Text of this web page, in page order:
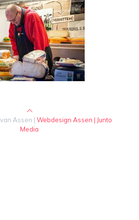
Assen | Webdesign Assen | Junto
Media